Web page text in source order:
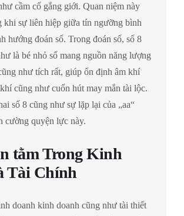
cầm cố gắng giới. Quan niệm này
khi sự liên hiệp giữa tín ngưỡng bình
hướng đoán số. Trong đoán số, số 8
là bé nhỏ số mang nguồn năng lượng
như tích rất, giúp ổn định âm khí
cũng như cuốn hút may mắn tài lộc.
số 8 cũng như sự lặp lại của „aa“
cường quyện lực này.
tằm Trong Kinh
Tài Chính
doanh kinh doanh cũng như tài thiết